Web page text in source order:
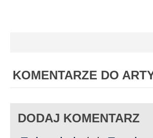
KOMENTARZE DO
DODAJ KOMENTARZ